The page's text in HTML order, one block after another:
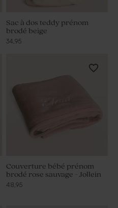
Sac à dos teddy prénom
brodé beige
34,95
Couverture bébé prénom
brodé rose sauvage - Jollein
48,95